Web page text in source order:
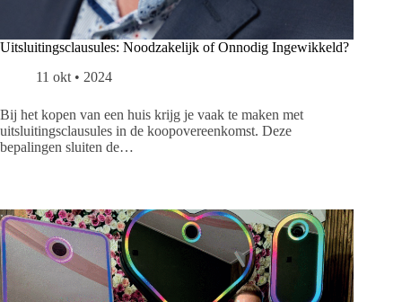
Uitsluitingsclausules: Noodzakelijk of Onnodig Ingewikkeld?
11 okt • 2024
Bij het kopen van een huis krijg je vaak te maken met
uitsluitingsclausules in de koopovereenkomst. Deze
bepalingen sluiten de…